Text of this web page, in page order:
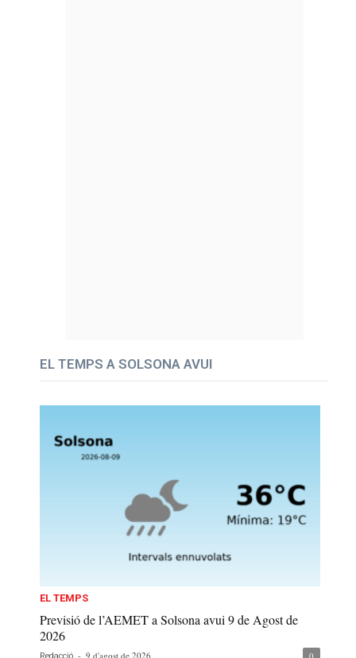
EL TEMPS A SOLSONA AVUI
EL TEMPS
Previsió de l’AEMET a Solsona avui 9 de Agost de
2026
Redacció - 9 d'agost de 2026